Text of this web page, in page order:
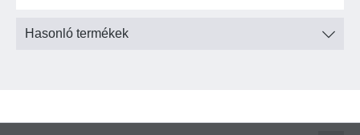
Hasonló termékek